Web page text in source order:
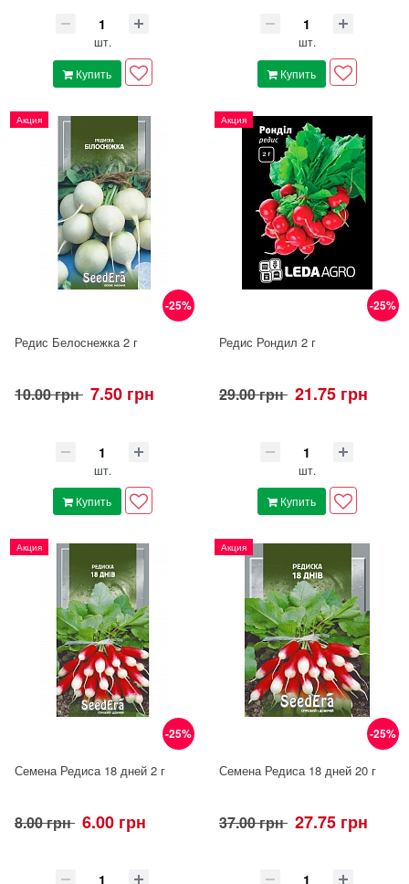
шт.
Купить
шт.
Купить
-25%
Акция
Редис Белоснежка 2 г
10.00 грн 7.50 грн
шт.
Купить
-25%
Акция
Редис Рондил 2 г
29.00 грн 21.75 грн
шт.
Купить
-25%
Акция
Семена Редиса 18 дней 2 г
8.00 грн 6.00 грн
-25%
Акция
Семена Редиса 18 дней 20 г
37.00 грн 27.75 грн